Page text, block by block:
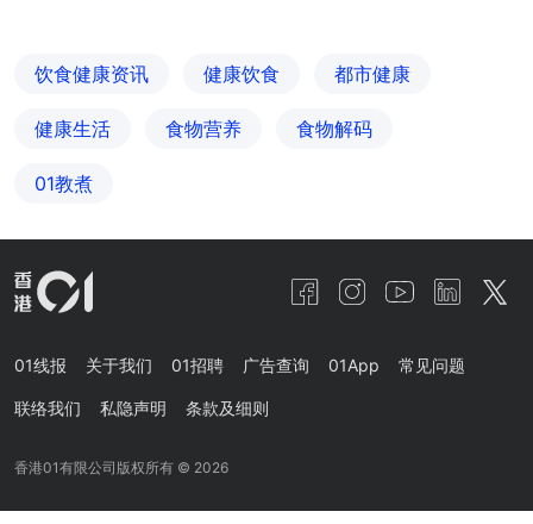
饮食健康资讯 健康饮食 都市健康
健康生活 食物营养 食物解码
01教煮
01线报 关于我们 01招聘 广告查询 01App 常见问题
联络我们 私隐声明 条款及细则
香港01有限公司版权所有 © 2026